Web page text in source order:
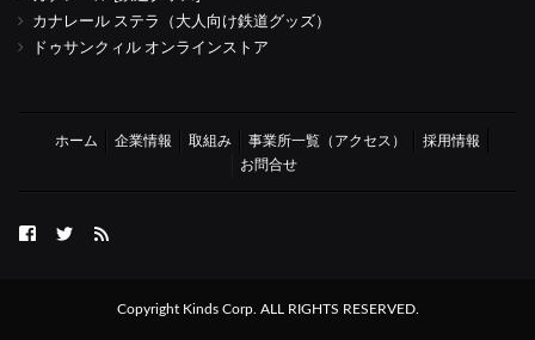
カナレール ステラ（大人向け鉄道グッズ）
ドゥサンクィル オンラインストア
ホーム 企業情報 取組み 事業所一覧（アクセス）
採用情報
お問合せ
Copyright Kinds Corp. ALL RIGHTS RESERVED.